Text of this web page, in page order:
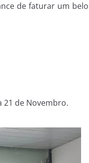
de faturar um belo
21 de Novembro.